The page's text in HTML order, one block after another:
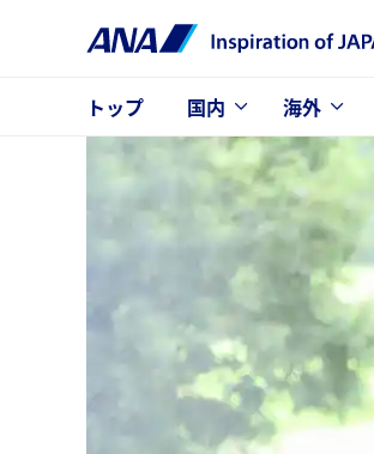
トップ 国内 海外